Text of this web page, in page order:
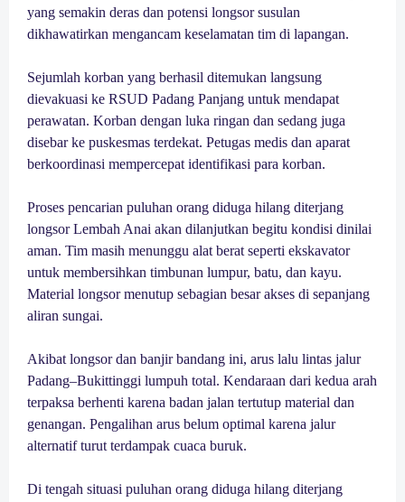
yang semakin deras dan potensi longsor susulan
dikhawatirkan mengancam keselamatan tim di lapangan.
Sejumlah korban yang berhasil ditemukan langsung
dievakuasi ke RSUD Padang Panjang untuk mendapat
perawatan. Korban dengan luka ringan dan sedang juga
disebar ke puskesmas terdekat. Petugas medis dan aparat
berkoordinasi mempercepat identifikasi para korban.
Proses pencarian puluhan orang diduga hilang diterjang
longsor Lembah Anai akan dilanjutkan begitu kondisi dinilai
aman. Tim masih menunggu alat berat seperti ekskavator
untuk membersihkan timbunan lumpur, batu, dan kayu.
Material longsor menutup sebagian besar akses di sepanjang
aliran sungai.
Akibat longsor dan banjir bandang ini, arus lalu lintas jalur
Padang–Bukittinggi lumpuh total. Kendaraan dari kedua arah
terpaksa berhenti karena badan jalan tertutup material dan
genangan. Pengalihan arus belum optimal karena jalur
alternatif turut terdampak cuaca buruk.
Di tengah situasi puluhan orang diduga hilang diterjang